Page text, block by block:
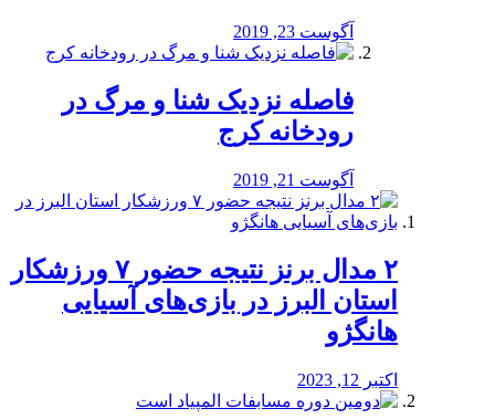
آگوست 23, 2019
️فاصله نزدیک شنا و مرگ در
رودخانه کرج
آگوست 21, 2019
۲ مدال برنز نتیجه حضور ۷ ورزشکار
استان البرز در بازی‌های آسیایی
هانگژو
اکتبر 12, 2023